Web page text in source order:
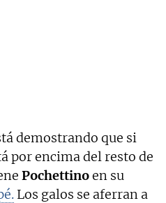
demostrando que si
por encima del resto de
Pochettinoen su
Los galos se aferran a